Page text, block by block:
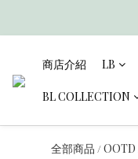
商店介紹 LB
BL COLLECTION
全部商品 /OOTD